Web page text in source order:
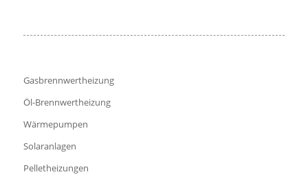
Gasbrennwertheizung
Öl-Brennwertheizung
Wärmepumpen
Solaranlagen
Pelletheizungen